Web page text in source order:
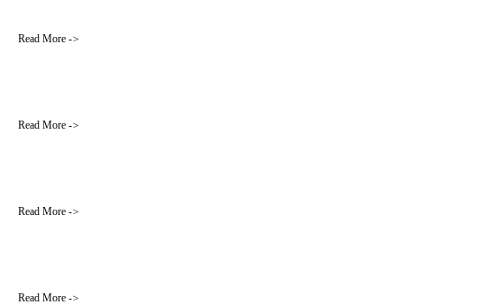
Read More ->
Read More ->
Read More ->
Read More ->